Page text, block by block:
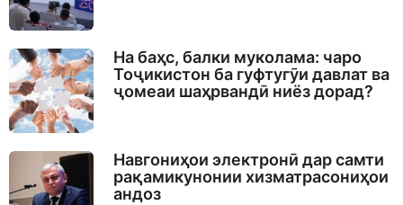
На баҳс, балки муколама: чаро
Тоҷикистон ба гуфтугӯи давлат ва
ҷомеаи шаҳрвандӣ ниёз дорад?
Навгониҳои электронӣ дар самти
рақамикунонии хизматрасониҳои
андоз